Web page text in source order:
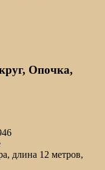
Опочка,
длина 12 метров,